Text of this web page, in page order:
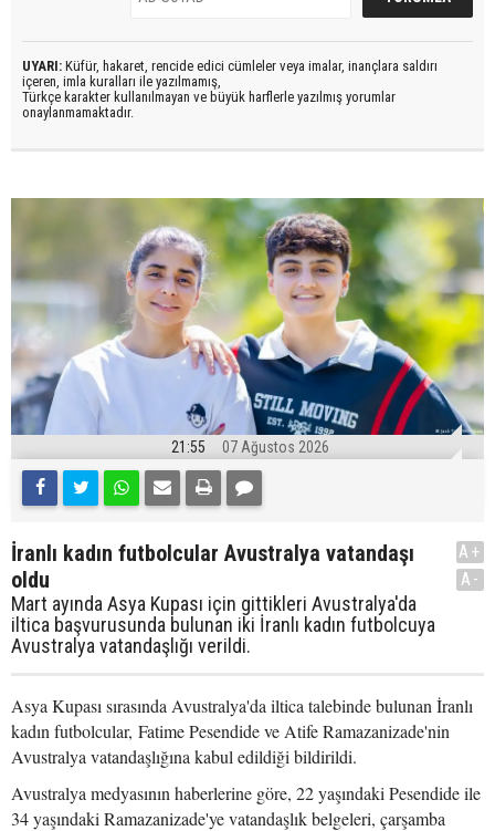
UYARI: Küfür, hakaret, rencide edici cümleler veya imalar, inançlara saldırı
içeren, imla kuralları ile yazılmamış,
Türkçe karakter kullanılmayan ve büyük harflerle yazılmış yorumlar
onaylanmamaktadır.
21:55 07 Ağustos 2026
İranlı kadın futbolcular Avustralya vatandaşı
oldu
Mart ayında Asya Kupası için gittikleri Avustralya'da
iltica başvurusunda bulunan iki İranlı kadın futbolcuya
Avustralya vatandaşlığı verildi.
A+
A-
Asya Kupası sırasında Avustralya'da iltica talebinde bulunan İranlı
kadın futbolcular, Fatime Pesendide ve Atife Ramazanizade'nin
Avustralya vatandaşlığına kabul edildiği bildirildi.
Avustralya medyasının haberlerine göre, 22 yaşındaki Pesendide ile
34 yaşındaki Ramazanizade'ye vatandaşlık belgeleri, çarşamba